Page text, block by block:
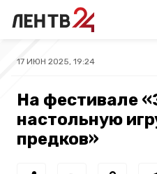
17 ИЮН 2025, 19:24
На фестивале
настольную
предков»